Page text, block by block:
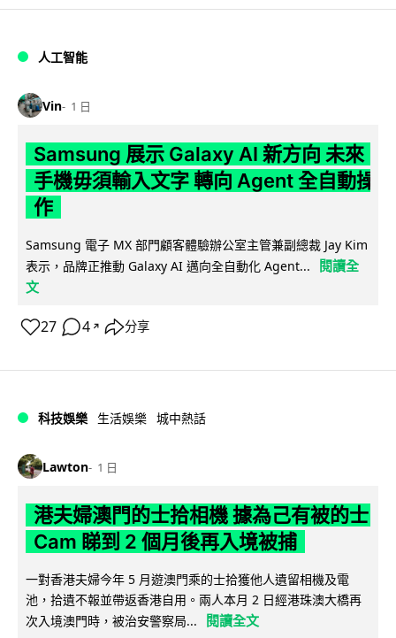
人工智能
Vin 1 日
Samsung 展示 Galaxy AI 新方向 未來
手機毋須輸入文字 轉向 Agent 全自動操
作
Samsung 電子 MX 部門顧客體驗辦公室主管兼副總裁 Jay Kim
表示，品牌正推動 Galaxy AI 邁向全自動化 Agent...
閱讀全
文
27 4 ↗ 分享
科技娛樂 生活娛樂 城中熱話
Lawton 1 日
港夫婦澳門的士拾相機 據為己有被的士
Cam 睇到 2 個月後再入境被捕
一對香港夫婦今年 5 月遊澳門乘的士拾獲他人遺留相機及電
池，拾遺不報並帶返香港自用。兩人本月 2 日經港珠澳大橋再
次入境澳門時，被治安警察局...
閱讀全文